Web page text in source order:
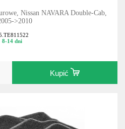
Nissan NAVARA Double-Cab,
>2010
8-14 dni
Kupić